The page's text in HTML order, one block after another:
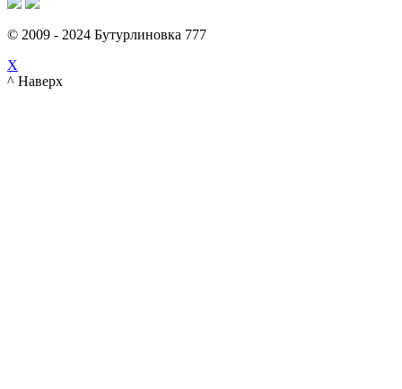
© 2009 - 2024 Бутурлиновка 777
X
^ Наверх